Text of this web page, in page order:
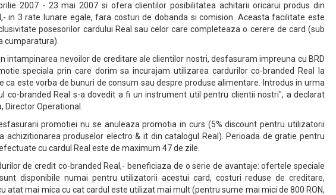
2007 - 23 mai 2007 si ofera clientilor posibilitatea achitarii oricarui produs din
in 3 rate lunare egale, fara costuri de dobanda si comision. Aceasta facilitate este
posesorilor cardului Real sau celor care completeaza o cerere de card (sub
cumparatura).
intampinarea nevoilor de creditare ale clientilor nostri, desfasuram impreuna cu BRD
speciala prin care dorim sa incurajam utilizarea cardurilor co-branded Real la
ca este vorba de bunuri de consum sau despre produse alimentare. Introdus in urma
co-branded Real s-a dovedit a fi un instrument util pentru clientii nostri", a declarat
Director Operational.
promotiei nu se anuleaza promotia in curs (5% discount pentru utilizatorii
achizitionarea produselor electro & it din catalogul Real). Perioada de gratie pentru
cu cardul Real este de maximum 47 de zile.
de credit co-branded Real,- beneficiaza de o serie de avantaje: ofertele speciale
disponibile numai pentru utilizatorii acestui card, costuri reduse de creditare,
atat mai mica cu cat cardul este utilizat mai mult (pentru sume mai mici de 800 RON,